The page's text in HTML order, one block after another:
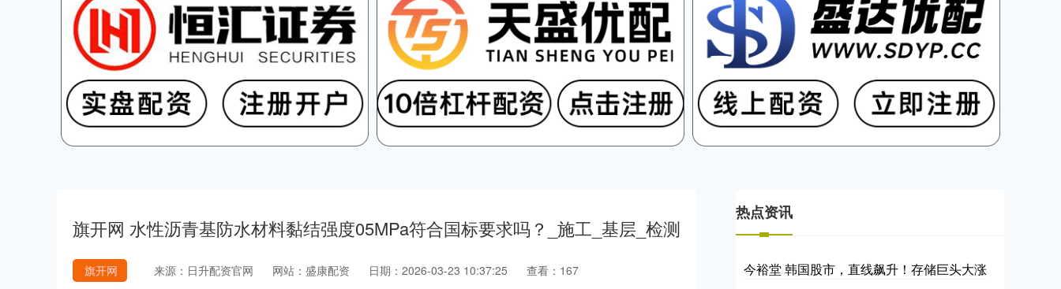
旗开网 水性沥青基防水材料黏结强度05MPa符合国标要求吗？_施工_基层_检测
旗开网 来源：日升配资官网 网站：盛康配资 日期：2026-03-23 10:37:25 查看：167
热点资讯
今裕堂 韩国股市，直线飙升！存储巨头大涨